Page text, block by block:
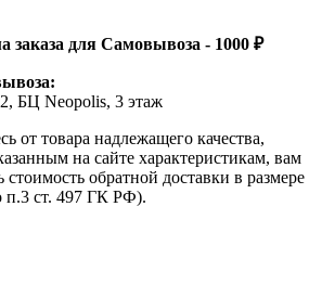
для Самовывоза - 1000 ₽
БЦ Neopolis, 3 этаж
от товара надлежащего качества,
на сайте характеристикам, вам
стоимость обратной доставки в размере
п.3 ст. 497 ГК РФ).